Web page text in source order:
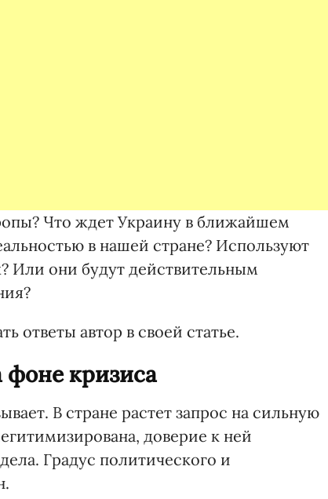
Что ждет Украину в ближайшем
в нашей стране? Используют
Или они будут действительным
ответы автор в своей статье.
фоне кризиса
В стране растет запрос на сильную
доверие к ней
Градус политического и